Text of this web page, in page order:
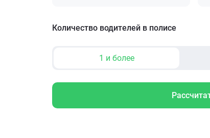
Количество водителей в полисе
1 и более